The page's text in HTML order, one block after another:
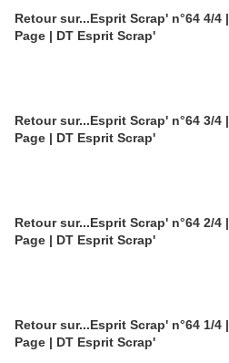
Retour sur...Esprit Scrap' n°64 4/4 |
Page | DT Esprit Scrap'
Retour sur...Esprit Scrap' n°64 3/4 |
Page | DT Esprit Scrap'
Retour sur...Esprit Scrap' n°64 2/4 |
Page | DT Esprit Scrap'
Retour sur...Esprit Scrap' n°64 1/4 |
Page | DT Esprit Scrap'